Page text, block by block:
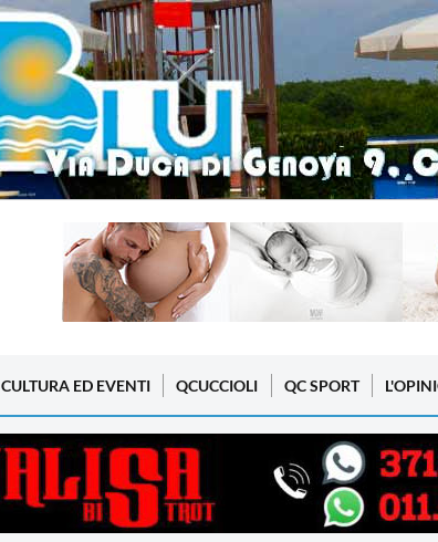
CULTURA ED EVENTI QCUCCIOLI QC SPORT